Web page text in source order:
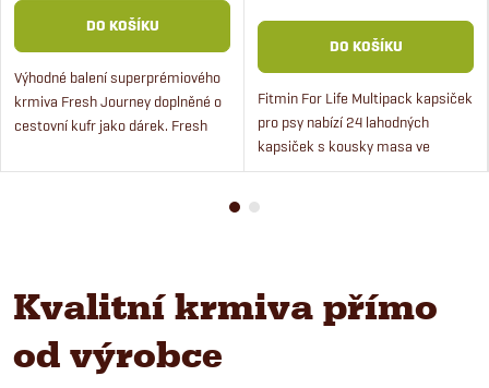
DO KOŠÍKU
Výhodné balení superprémiového
krmiva Fresh Journey doplněné o
cestovní kufr jako dárek. Fresh
holistického krmiva pro psy,
DO KOŠÍKU
Fitmin For Life Multipack kapsiček
pro psy nabízí 24 lahodných
kapsiček s kousky masa ve
filetkách ve třech příchutích – s
Kvalitní krmiva přímo
od výrobce